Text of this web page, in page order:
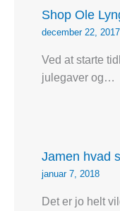
Shop Ole
december 22, 2017
Ved at starte
julegaver og…
Jamen hvad
januar 7, 2018
Det er jo helt